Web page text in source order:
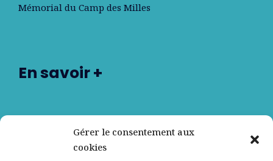
Gérer le consentement aux
cookies
Mémorial du Camp des Milles
En savoir +